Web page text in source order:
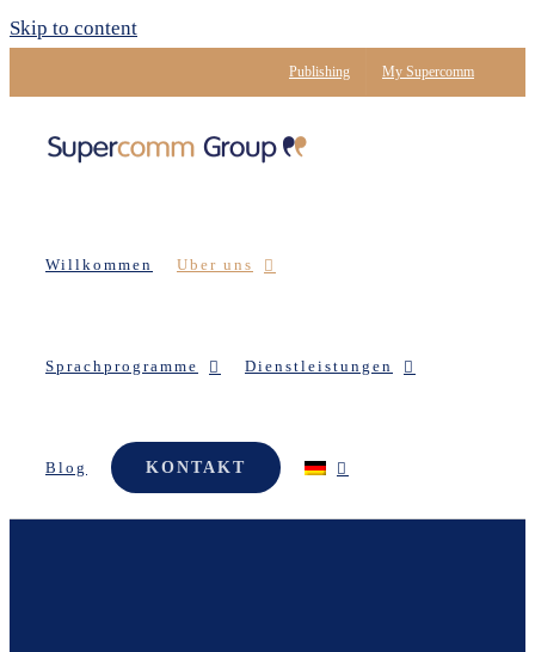
Skip to content
Publishing My Supercomm
Willkommen Uber uns
Sprachprogramme Dienstleistungen
Blog KONTAKT